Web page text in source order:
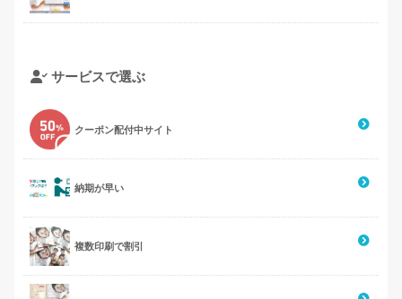
サービスで選ぶ
クーポン配付中サイト
納期が早い
複数印刷で割引